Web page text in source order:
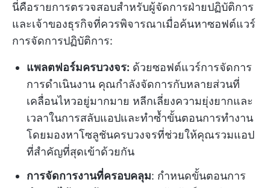
นี่คือรายการตรวจสอบสำหรับผู้จัดการฝ่ายปฏิบัติการ
และเจ้าของธุรกิจที่ควรพิจารณาเมื่อค้นหาซอฟต์แวร์
การจัดการปฏิบัติการ:
แพลตฟอร์มครบวงจร: ด้วยซอฟต์แวร์การจัดการ
การดำเนินงาน คุณกำลังจัดการกับหลายส่วนที่
เคลื่อนไหวอยู่มากมาย หลีกเลี่ยงความยุ่งยากและ
เวลาในการสลับแอปและทำซ้ำขั้นตอนการทำงาน
โดยมองหาโซลูชันครบวงจรที่ช่วยให้คุณรวมแอป
ที่สำคัญที่สุดเข้าด้วยกัน
การจัดการงานที่ครอบคลุม: กำหนดขั้นตอนการ